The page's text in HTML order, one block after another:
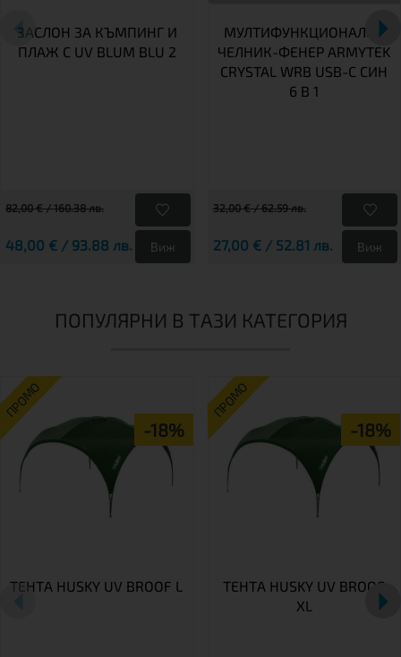
ЗАСЛОН ЗА КЪМПИНГ И
ПЛАЖ С UV BLUM BLU 2
82,00 € / 160.38 лв.
48,00 € / 93.88 лв. Виж
МУЛТИФУНКЦИОНАЛЕН
ЧЕЛНИК-ФЕНЕР ARMYTEK
CRYSTAL WRB USB-C СИН
6 В 1
32,00 € / 62.59 лв.
27,00 € / 52.81 лв. Виж
ПОПУЛЯРНИ В ТАЗИ КАТЕГОРИЯ
ПРОМО
-18%
ТЕНТА HUSKY UV BROOF L
ПРОМО
-18%
ТЕНТА HUSKY UV BROOF
XL